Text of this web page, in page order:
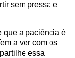
sem pressa e
que a paciência é
a ver com os
essa